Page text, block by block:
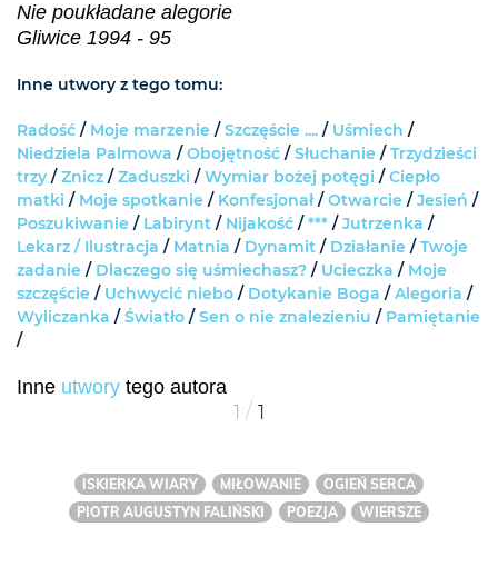
Nie poukładane alegorie
Gliwice 1994 - 95
Inne utwory z tego tomu:
Radość / Moje marzenie /Szczęście .... / Uśmiech /
Niedziela Palmowa /Obojętność /Słuchanie /Trzydzieści
trzy /Znicz /Zaduszki /Wymiar bożej potęgi /Ciepło
matki / Moje spotkanie / Konfesjonał/Otwarcie /Jesień /
Poszukiwanie / Labirynt / Nijakość /*** /Jutrzenka /
Lekarz / Ilustracja / Matnia / Dynamit / Działanie /Twoje
zadanie / Dlaczego się uśmiechasz? / Ucieczka / Moje
szczęście / Uchwycić niebo / Dotykanie Boga /Alegoria /
Wyliczanka /Światło /Sen o nie znalezieniu / Pamiętanie
/
Inne utwory tego autora
1 / 1
ISKIERKA WIARY MIŁOWANIE
OGIEŃ SERCA
PIOTR AUGUSTYN FALIŃSKI
POEZJA WIERSZE